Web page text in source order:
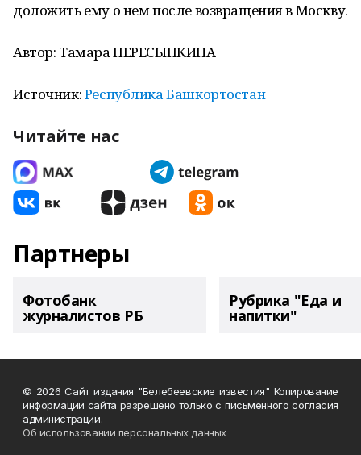
доложить ему о нем после возвращения в Москву.
Автор: Тамара ПЕРЕСЫПКИНА
Источник:Республика Башкортостан
Читайте нас
Партнеры
Фотобанк
журналистов РБ
Рубрика "Еда и
напитки"
© 2026 Сайт издания "Белебеевские известия" Копирование
информации сайта разрешено только с письменного согласия
администрации.
Об использовании персональных данных